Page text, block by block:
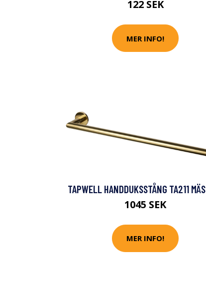
122 SEK
MER INFO!
TAPWELL HANDDUKSSTÅNG TA211
1045 SEK
MER INFO!